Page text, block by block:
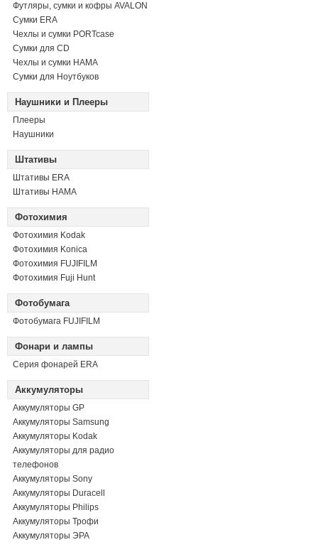
Футляры, сумки и кофры AVALON
Сумки ERA
Чехлы и сумки PORTcase
Сумки для CD
Чехлы и сумки HAMA
Сумки для Ноутбуков
Наушники и Плееры
Плееры
Наушники
Штативы
Штативы ERA
Штативы HAMA
Фотохимия
Фотохимия Kodak
Фотохимия Konica
Фотохимия FUJIFILM
Фотохимия Fuji Hunt
Фотобумага
Фотобумага FUJIFILM
Фонари и лампы
Серия фонарей ERA
Аккумуляторы
Аккумуляторы GP
Аккумуляторы Samsung
Аккумуляторы Kodak
Аккумуляторы для радио
телефонов
Аккумуляторы Sony
Аккумуляторы Duracell
Аккумуляторы Philips
Аккумуляторы Трофи
Аккумуляторы ЭРА